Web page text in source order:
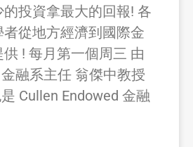
投資拿最大的回報! 各
從地方經濟到國際金
! 每月第一個周三 由
融系主任 翁傑中教授
Cullen Endowed 金融